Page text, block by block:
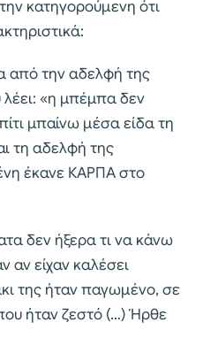
κατηγορούμενη ότι
από την αδελφή της
«η μπέμπα δεν
μπαίνω μέσα είδα τη
τη αδελφή της
έκανε ΚΑΡΠΑ στο
δεν ήξερα τι να κάνω
είχαν καλέσει
της ήταν παγωμένο, σε
ήταν ζεστό (…) Ήρθε